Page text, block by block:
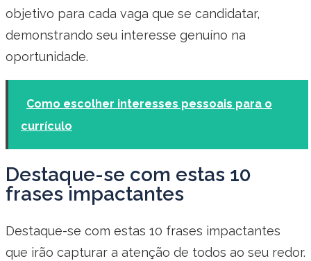
objetivo para cada vaga que se candidatar,
demonstrando seu interesse genuíno na
oportunidade.
Como escolher interesses pessoais para o
currículo
Destaque-se com estas 10
frases impactantes
Destaque-se com estas 10 frases impactantes
que irão capturar a atenção de todos ao seu redor.